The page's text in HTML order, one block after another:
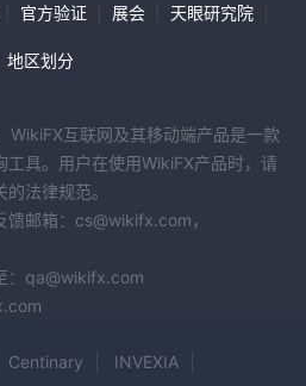
官方验证 展会 天眼研究院
地区划分
WikiFX互联网及其移动端产品是一款
工具。用户在使用WikiFX产品时，请
法律规范。
邮箱：cs@wikifx.com，
：qa@wikifx.com
Centinary INVEXIA